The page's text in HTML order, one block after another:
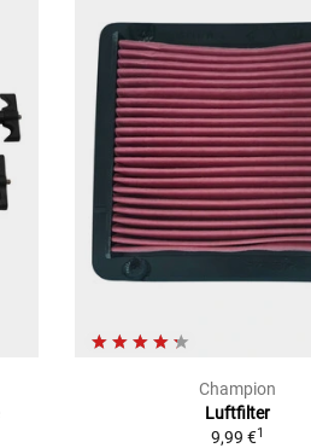
Champion
Luftfilter
9,99 €1